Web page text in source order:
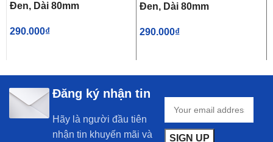
Đen, Dài 80mm
290.000₫
Đen, Dài 80mm
290.000₫
Đăng ký nhận tin
Hãy là người đầu tiên
nhận tin khuyến mãi và